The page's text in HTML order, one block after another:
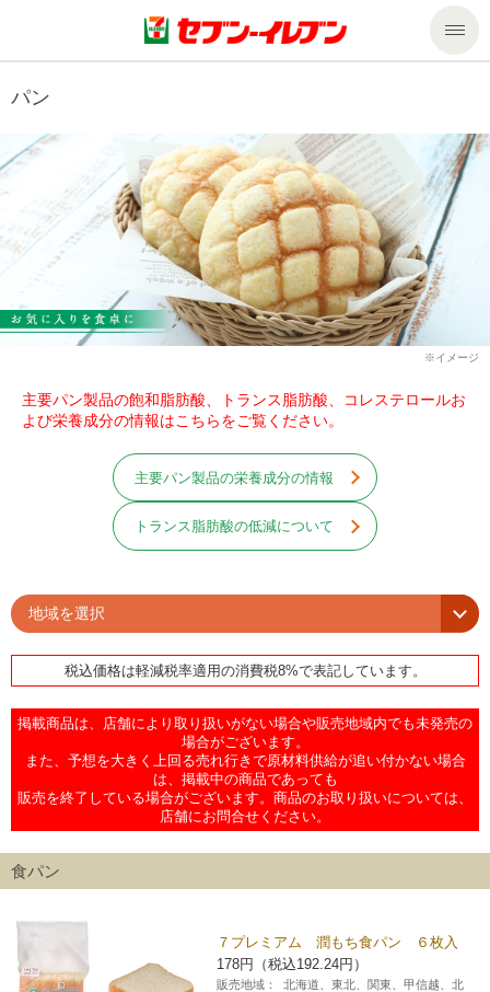
商品のご案内
商品のご案内トップ
今週の新商品
来週の新商品
商品カテゴリ一覧
セブンプレミアム
食の安全・安心への取組み
セール・キャンペーン
サービス
サービストップ
nanacoトップ
マルチコピー機でできること
マルチコピー機でできることトップ
ファクス
チケット
プリペイドサービス
スポーツ振興くじ
便利なサービス
各種料金のお支払い
レジでApple Accountにチャージ
チケットサービス
CNプレイガイド
タワーレコード
停電時のサービス停止のお知らせ
企業情報
企業情報トップ
ニュースリリース
沿革
国内店舗数
売上高、店舗数推移
セブン‐イレブンの海外事業
私たちの取組み
サステナビリティ
サステナビリティトップ
セブン＆アイ・ホールディングスの重点課題
GREEN CHALLENGE 2050
4VISIONS
サステナビリティニュース
サステナビリティレポート
アルバイト情報
店舗検索
ネットショッピング
お問い合わせ
English (Corporate)
中文[繁體字](服務)
简体中文(服务)
ภาษาไทย(บริการ)
パン
主要パン製品の飽和脂肪酸、トランス脂肪酸、コレステロールお
よび栄養成分の情報はこちらをご覧ください。
主要パン製品の栄養成分の情報
トランス脂肪酸の低減について
地域を選択
税込価格は軽減税率適用の消費税8%で表記しています。
掲載商品は、店舗により取り扱いがない場合や販売地域内でも未発売の
場合がございます。
また、予想を大きく上回る売れ行きで原材料供給が追い付かない場合
は、掲載中の商品であっても
販売を終了している場合がございます。商品のお取り扱いについては、
店舗にお問合せください。
食パン
７プレミアム 潤もち食パン ６枚入
178円（税込192.24円）
販売地域：
北海道、東北、関東、甲信越、北